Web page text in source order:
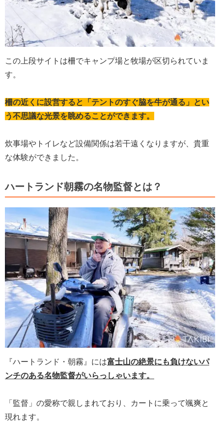
この上段サイトは柵でキャンプ場と牧場が区切られていま
す。
柵の近くに設営すると「テントのすぐ脇を牛が通る」とい
う不思議な光景を眺めることができます。
炊事場やトイレなど設備関係は若干遠くなりますが、貴重
な体験ができました。
ハートランド朝霧の名物監督とは？
『ハートランド・朝霧』には富士山の絶景にも負けないパ
ンチのある名物監督がいらっしゃいます。
「監督」の愛称で親しまれており、カートに乗って颯爽と
現れます。